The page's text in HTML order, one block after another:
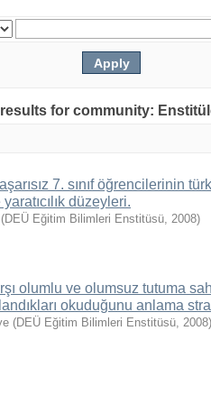
for community:
7. sınıf öğrencilerinin
düzeyleri.
(DEÜ Eğitim Bilimleri Enstitüsü, 2008)
olumlu ve olumsuz tutuma
okuduğunu anlama
(DEÜ Eğitim Bilimleri Enstitüsü, 2008)